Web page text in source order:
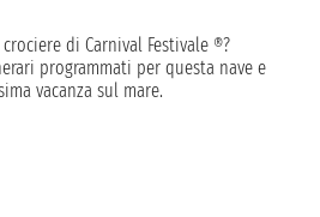
di Carnival Festivale ®?
programmati per questa nave e
vacanza sul mare.